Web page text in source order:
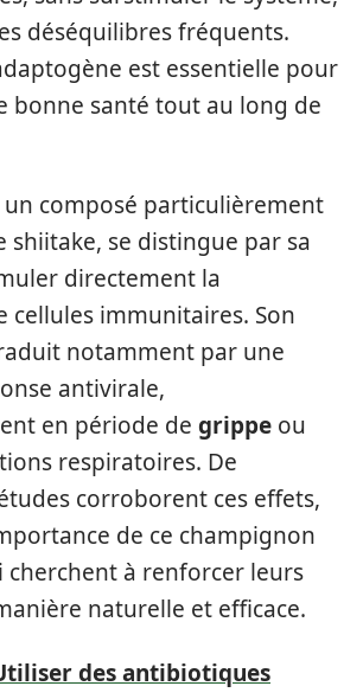
déséquilibres fréquents.
est essentielle pour
bonne santé tout au long de
un composé particulièrement
shiitake, se distingue par sa
directement la
cellules immunitaires. Son
notamment par une
antivirale,
en période de grippe ou
respiratoires. De
corroborent ces effets,
de ce champignon
cherchent à renforcer leurs
naturelle et efficace.
des antibiotiques